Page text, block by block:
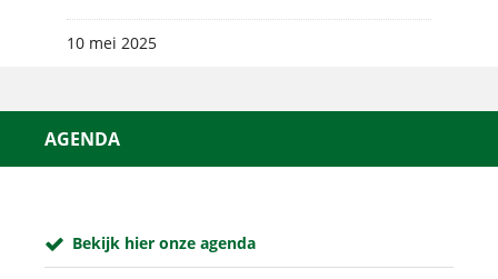
10 mei 2025
AGENDA
Bekijk hier onze agenda